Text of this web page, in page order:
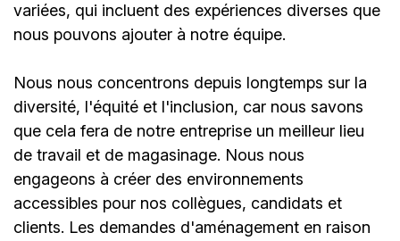
variées, qui incluent des expériences diverses que
nous pouvons ajouter à notre équipe.
Nous nous concentrons depuis longtemps sur la
diversité, l'équité et l'inclusion, car nous savons
que cela fera de notre entreprise un meilleur lieu
de travail et de magasinage. Nous nous
engageons à créer des environnements
accessibles pour nos collègues, candidats et
clients. Les demandes d'aménagement en raison